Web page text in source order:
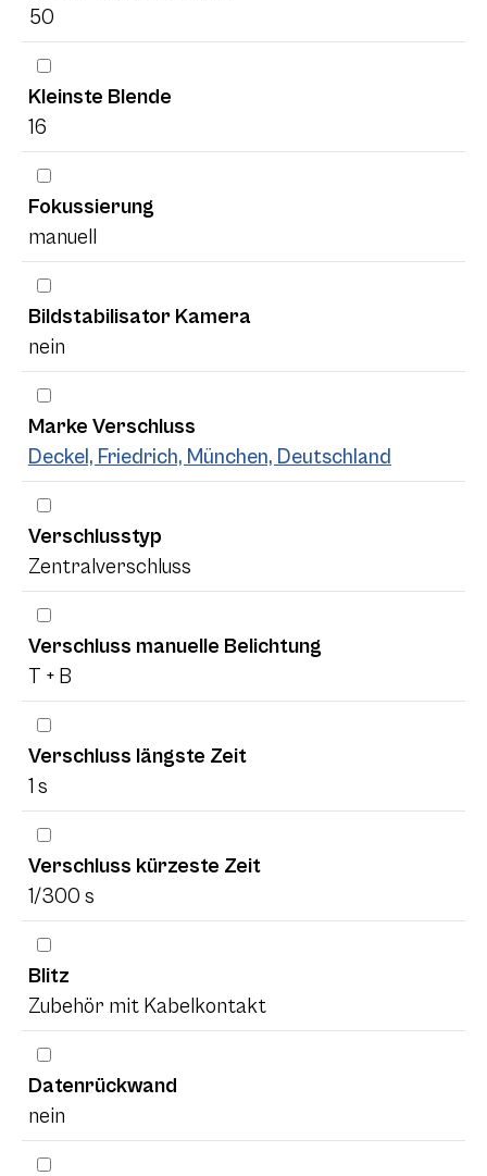
50
Kleinste Blende
16
Fokussierung
manuell
Bildstabilisator Kamera
nein
Marke Verschluss
Deckel, Friedrich, München, Deutschland
Verschlusstyp
Zentralverschluss
Verschluss manuelle Belichtung
T + B
Verschluss längste Zeit
1 s
Verschluss kürzeste Zeit
1/300 s
Blitz
Zubehör mit Kabelkontakt
Datenrückwand
nein